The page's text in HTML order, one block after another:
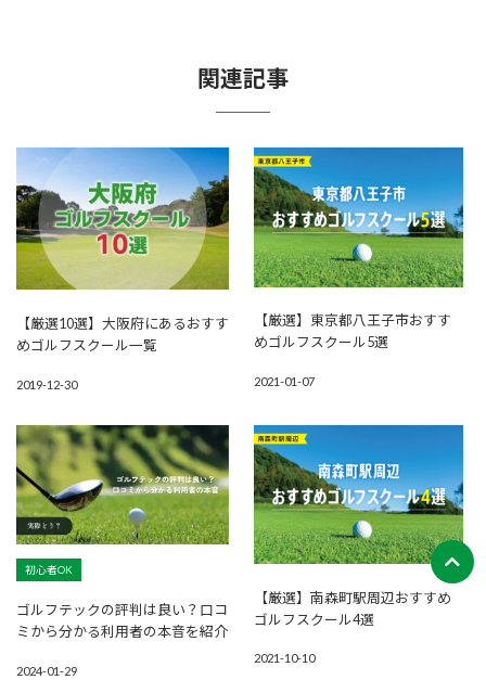
関連記事
【厳選10選】大阪府にあるおすす
めゴルフスクール一覧
2019-12-30
【厳選】東京都八王子市おすす
めゴルフスクール5選
2021-01-07
初心者OK
ゴルフテックの評判は良い？口コ
ミから分かる利用者の本音を紹介
2024-01-29
【厳選】南森町駅周辺おすすめ
ゴルフスクール4選
2021-10-10